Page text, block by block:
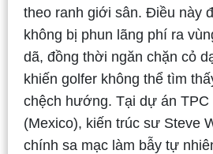
theo ranh giới sân. Điều này
không bị phun lãng phí ra
dã, đồng thời ngăn chặn cỏ
khiến golfer không thể tìm
chệch hướng. Tại dự án TPC
(Mexico), kiến trúc sư Steve
chính sa mạc làm bẫy tự